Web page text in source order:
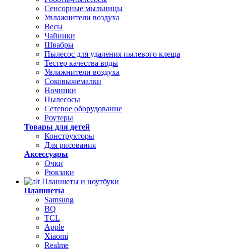
Сенсорные мыльницы
Увлажнители воздуха
Весы
Чайники
Швабры
Пылесос для удаления пылевого клеща
Тестер качества воды
Увлажнители воздуха
Соковыжемалки
Ночники
Пылесосы
Сетевое оборудование
Роутеры
Товары для детей
Конструкторы
Для рисования
Аксессуары
Очки
Рюкзаки
Планшеты и ноутбуки
Планшеты
Samsung
BQ
TCL
Apple
Xiaomi
Realme